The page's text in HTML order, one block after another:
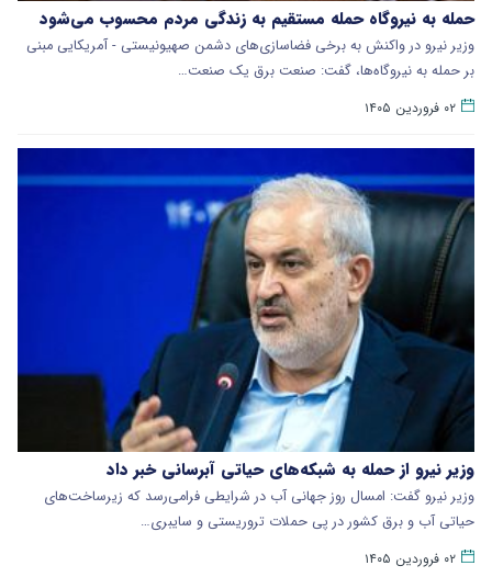
حمله به نیروگاه حمله مستقیم به زندگی مردم محسوب می‌شود
وزیر نیرو در واکنش به برخی فضاسازی‌های دشمن صهیونیستی - آمریکایی مبنی
بر حمله به نیروگاه‌ها، گفت: صنعت برق یک صنعت…
۰۲ فروردین ۱۴۰۵
وزیر نیرو از حمله به شبکه‌های حیاتی آبرسانی خبر داد
وزیر نیرو گفت: امسال روز جهانی آب در شرایطی فرامی‌رسد که زیرساخت‌های
حیاتی آب و برق کشور در پی حملات تروریستی و سایبری…
۰۲ فروردین ۱۴۰۵